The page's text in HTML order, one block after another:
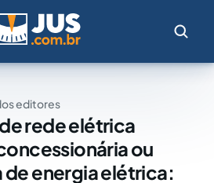
editores
rede elétrica
ou
de energia elétrica: